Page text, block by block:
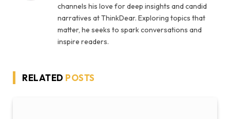
channels his love for deep insights and candid
narratives at ThinkDear. Exploring topics that
matter, he seeks to spark conversations and
inspire readers.
RELATED POSTS